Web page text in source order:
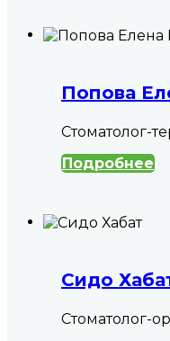
Попова
Стоматолог-
Подробнее
Сидо
Стоматолог-